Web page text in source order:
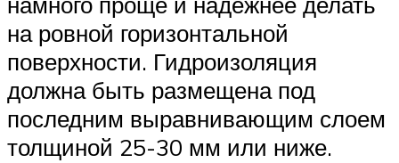
на ровной горизонтальной
поверхности. Гидроизоляция
должна быть размещена под
последним выравнивающим слоем
толщиной 25-30 мм или ниже.